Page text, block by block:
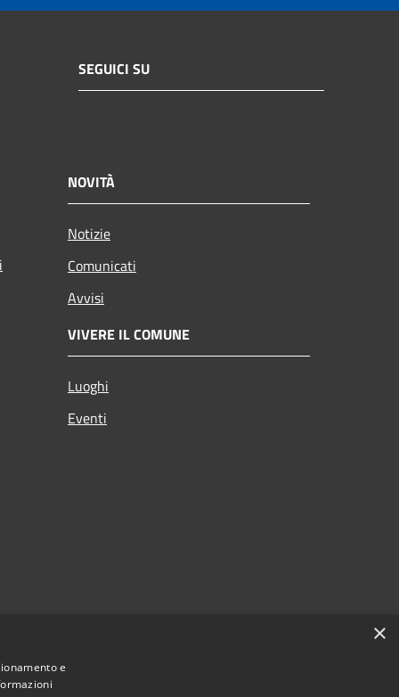
SEGUICI SU
NOVITÀ
Notizie
Comunicati
Avvisi
VIVERE IL COMUNE
Luoghi
Eventi
×
e